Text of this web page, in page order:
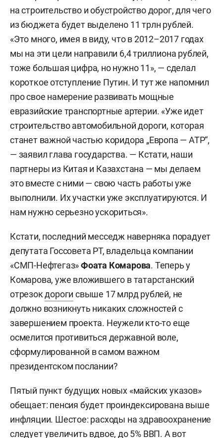
на строительство и обустройство дорог, для чего
из бюджета будет выделено 11 трлн рублей.
«Это много, имея в виду, что в 2012–2017 годах
мы на эти цели направили 6,4 триллиона рублей,
тоже большая цифра, но нужно 11», — сделал
короткое отступление Путин. И тут же напомнил
про свое намерение развивать мощные
евразийские транспортные артерии. «Уже идет
строительство автомобильной дороги, которая
станет важной частью коридора „Европа — АТР“,
— заявил глава государства. — Кстати, наши
партнеры из Китая и Казахстана — мы делаем
это вместе с ними — свою часть работы уже
выполнили. Их участки уже эксплуатируются. И
нам нужно серьезно ускориться».
Кстати, последний месседж наверняка порадует
депутата Госсовета РТ, владельца компании
«СМП-Нефтегаз»Фоата Комарова. Теперь у
Комарова, уже вложившего в татарстанский
отрезокдороги свыше 17 млрд рублей, не
должно возникнуть никаких сложностей с
завершением проекта. Неужели кто-то еще
осмелится противиться державной воле,
сформулированной в самом важном
президентском послании?
Пятый пункт будущих новых «майских указов»
обещает: пенсия будет проиндексирована выше
инфляции. Шестое: расходы на здравоохранение
следует увеличить вдвое, до 5% ВВП. А вот